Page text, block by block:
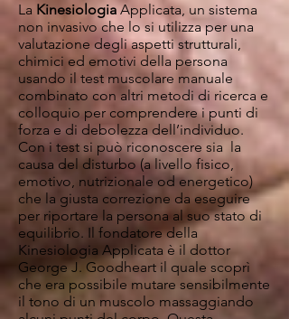
La KinesiologiaApplicata, un sistema
non invasivo che lo si utilizza per una
valutazione degli aspetti strutturali,
chimici ed emotivi della persona
usando il test muscolare manuale
combinato con altri metodi di ricerca e
colloquio per comprendere i punti di
forza e di debolezza dell’individuo.
Con i test si può riconoscere sia la
causa del disturbo (a livello fisico,
emotivo, nutrizionale od energetico)
che la giusta correzione da eseguire
per riportare la persona al suo stato di
equilibrio. Il fondatore della
Kinesiologia Applicata è il dottor
George J. Goodheart il quale scoprì
che era possibile mutare sensibilmente
il tono di un muscolo massaggiando